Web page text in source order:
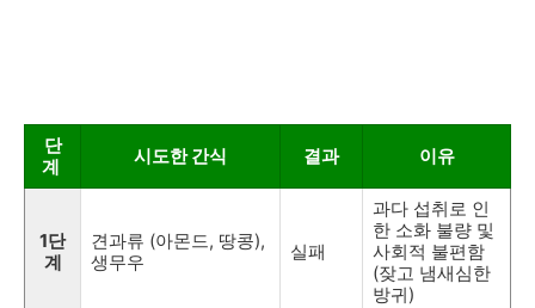
단
계
시도한 간식 결과 이유
1단
계
견과류 (아몬드, 땅콩),
생무우
실패
과다 섭취로 인
한 소화 불량 및
사회적 불편함
(잦고 냄새심한
방귀)